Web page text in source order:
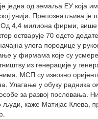
је једна од земаља ЕУ која
унији. Препознатљива је
Од 4,4 милиона фирми,
остварује 70 одсто
улога породице у
у фирмама које су
из генерације у
МСП су извозно
Улагање у обуку радника
за развој пословања.
људи, каже Матијас Клева,